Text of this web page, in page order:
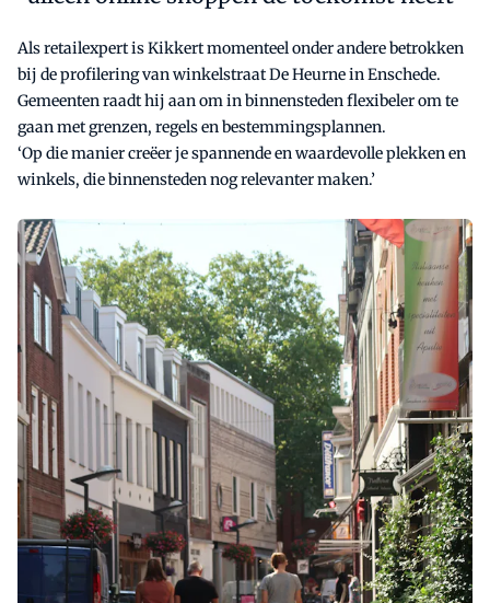
Als retailexpert is Kikkert momenteel onder andere betrokken
bij de profilering van winkelstraat De Heurne in Enschede.
Gemeenten raadt hij aan om in binnensteden flexibeler om te
gaan met grenzen, regels en bestemmingsplannen.
‘Op die manier creëer je spannende en waardevolle plekken en
winkels, die binnensteden nog relevanter maken.’